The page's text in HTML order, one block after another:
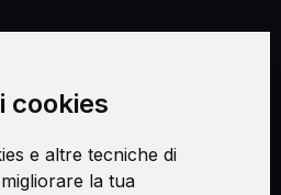
cookies
e altre tecniche di
la tua
di reclamo
dei dati personali